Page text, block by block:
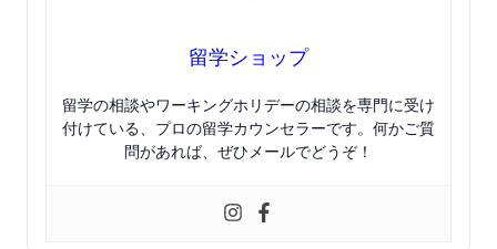
留学ショップ
留学の相談やワーキングホリデーの相談を専門に受け
付けている、プロの留学カウンセラーです。何かご質
問があれば、ぜひメールでどうぞ！